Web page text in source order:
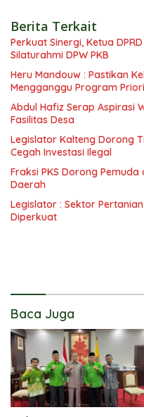
Berita Terkait
Perkuat Sinergi, Ketua
Silaturahmi DPW PKB
Heru Mandouw : Pastikan
Mengganggu Program
Abdul Hafiz Serap Aspirasi
Fasilitas Desa
Legislator Kalteng Dorong
Cegah Investasi Ilegal
Fraksi PKS Dorong
Daerah
Legislator : Sektor
Diperkuat
Baca Juga